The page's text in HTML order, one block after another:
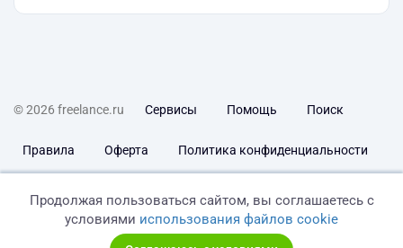
© 2026 freelance.ru Сервисы Помощь Поиск
Правила Оферта Политика конфиденциальности
Продолжая пользоваться сайтом, вы соглашаетесь с
условиями использования файлов cookie